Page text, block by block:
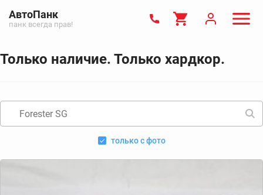
АвтоПанк
панк всегда прав!
Только наличие. Только хардкор.
только с фото